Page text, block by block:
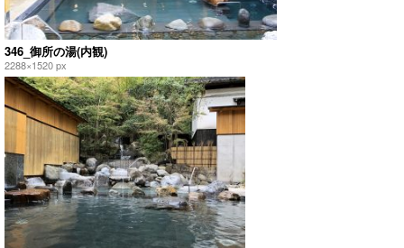
346_御所の湯(内観)
2288×1520 px